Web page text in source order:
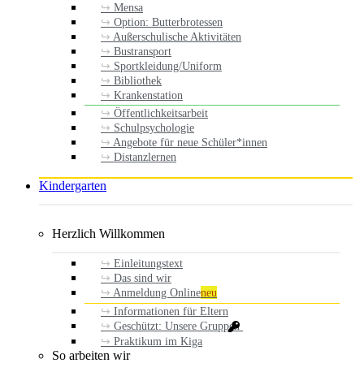
Mensa
Option: Butterbrotessen
Außerschulische Aktivitäten
Bustransport
Sportkleidung/Uniform
Bibliothek
Krankenstation
Öffentlichkeitsarbeit
Schulpsychologie
Angebote für neue Schüler*innen
Distanzlernen
Kindergarten
Herzlich Willkommen
Einleitungstext
Das sind wir
Anmeldung Onlineneu
Informationen für Eltern
Geschützt: Unsere Gruppen
Praktikum im Kiga
So arbeiten wir